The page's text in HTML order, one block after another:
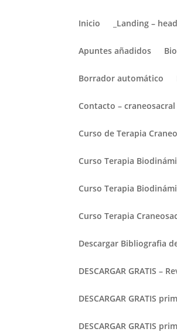
Inicio _Landing –
Apuntes añadidos
Borrador automático
Contacto – craneosacral
Curso de Terapia
Curso Terapia
Curso Terapia
Curso Terapia
Descargar Bibliografia
DESCARGAR GRATIS –
DESCARGAR GRATIS
DESCARGAR GRATIS